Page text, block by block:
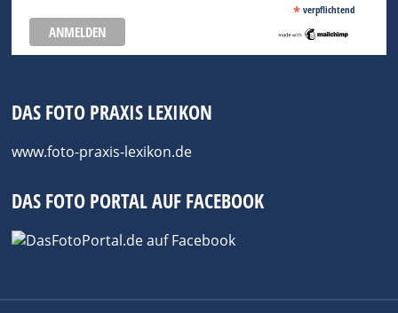
* verpflichtend
DAS FOTO PRAXIS LEXIKON
www.foto-praxis-lexikon.de
DAS FOTO PORTAL AUF FACEBOOK